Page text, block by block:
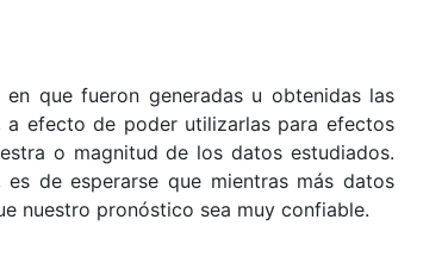
que fueron generadas u obtenidas las
efecto de poder utilizarlas para efectos
o magnitud de los datos estudiados.
de esperarse que mientras más datos
nuestro pronóstico sea muy confiable.